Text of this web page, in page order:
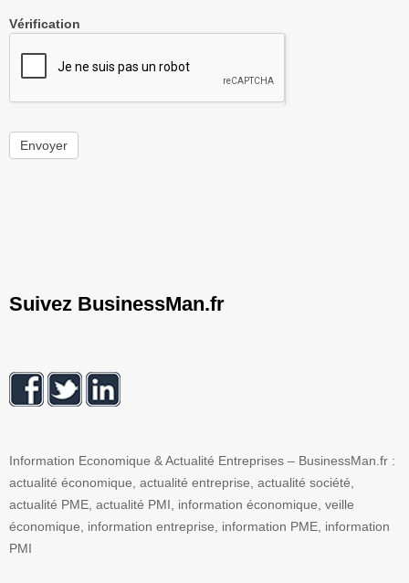
Vérification
Envoyer
Suivez BusinessMan.fr
Information Economique & Actualité Entreprises – BusinessMan.fr :
actualité économique, actualité entreprise, actualité société,
actualité PME, actualité PMI, information économique, veille
économique, information entreprise, information PME, information
PMI